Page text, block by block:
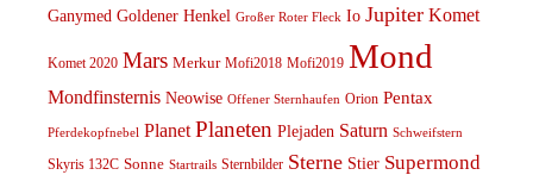
Ganymed Goldener Henkel Großer Roter Fleck Io Jupiter Komet
Komet 2020 Mars Merkur Mofi2018 Mofi2019 Mond
Mondfinsternis Neowise Offener Sternhaufen Orion Pentax
Pferdekopfnebel Planet Planeten Plejaden Saturn Schweifstern
Skyris 132C Sonne Startrails Sternbilder Sterne Stier Supermond